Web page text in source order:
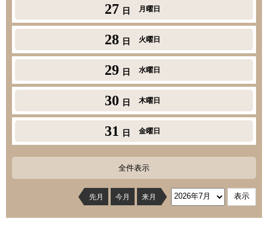
27 日 月曜日
28 日 火曜日
29 日 水曜日
30 日 木曜日
31 日 金曜日
全件表示
先月 今月 来月